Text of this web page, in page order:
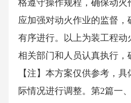
格遵守操作规程，确保动火
应加强对动火作业的监督，
有序进行。以上为装工程动
相关部门和人员认真执行，
【注】本方案仅供参考，
际情况进行调整。第2篇一